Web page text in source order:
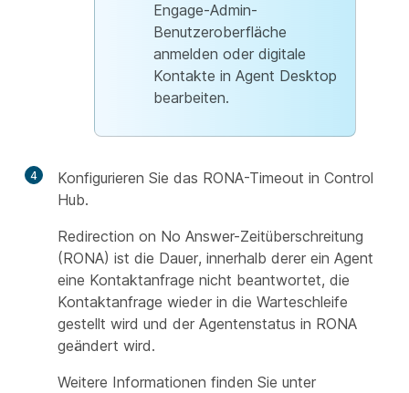
Engage-Admin-
Benutzeroberfläche
anmelden oder digitale
Kontakte in Agent Desktop
bearbeiten.
4
Konfigurieren Sie das RONA-Timeout in Control
Hub.
Redirection on No Answer-Zeitüberschreitung
(RONA) ist die Dauer, innerhalb derer ein Agent
eine Kontaktanfrage nicht beantwortet, die
Kontaktanfrage wieder in die Warteschleife
gestellt wird und der Agentenstatus in RONA
geändert wird.
Weitere Informationen finden Sie unter